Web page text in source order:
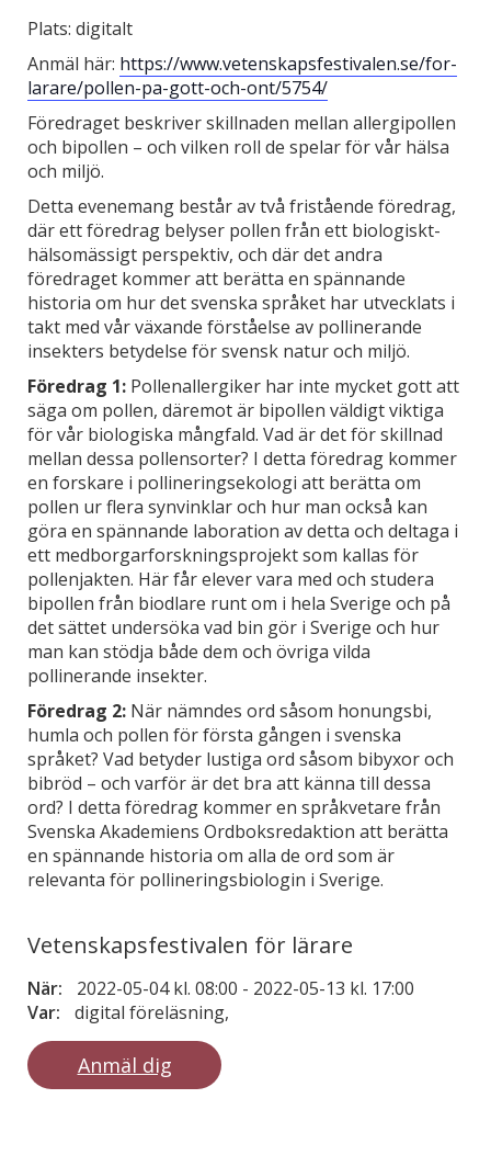
Plats: digitalt
Anmäl här: https://www.vetenskapsfestivalen.se/for-
larare/pollen-pa-gott-och-ont/5754/
Föredraget beskriver skillnaden mellan allergipollen
och bipollen – och vilken roll de spelar för vår hälsa
och miljö.
Detta evenemang består av två fristående föredrag,
där ett föredrag belyser pollen från ett biologiskt-
hälsomässigt perspektiv, och där det andra
föredraget kommer att berätta en spännande
historia om hur det svenska språket har utvecklats i
takt med vår växande förståelse av pollinerande
insekters betydelse för svensk natur och miljö.
Föredrag 1: Pollenallergiker har inte mycket gott att
säga om pollen, däremot är bipollen väldigt viktiga
för vår biologiska mångfald. Vad är det för skillnad
mellan dessa pollensorter? I detta föredrag kommer
en forskare i pollineringsekologi att berätta om
pollen ur flera synvinklar och hur man också kan
göra en spännande laboration av detta och deltaga i
ett medborgarforskningsprojekt som kallas för
pollenjakten. Här får elever vara med och studera
bipollen från biodlare runt om i hela Sverige och på
det sättet undersöka vad bin gör i Sverige och hur
man kan stödja både dem och övriga vilda
pollinerande insekter.
Föredrag 2: När nämndes ord såsom honungsbi,
humla och pollen för första gången i svenska
språket? Vad betyder lustiga ord såsom bibyxor och
bibröd – och varför är det bra att känna till dessa
ord? I detta föredrag kommer en språkvetare från
Svenska Akademiens Ordboksredaktion att berätta
en spännande historia om alla de ord som är
relevanta för pollineringsbiologin i Sverige.
Vetenskapsfestivalen för lärare
När: 2022-05-04 kl. 08:00 - 2022-05-13 kl. 17:00
Var:
digital föreläsning,
Anmäl dig